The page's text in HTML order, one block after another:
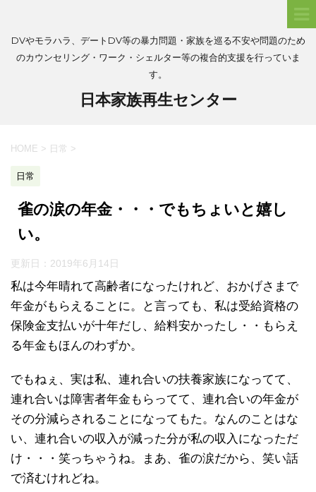
DVやモラハラ、デートDV等の暴力問題・家族を巡る不安や問題のため
のカウンセリング・ワーク・シェルター等の複合的支援を行っていま
す。
日本家族再生センター
HOME > 日常 >
日常
雀の涙の年金・・・でもちょいと嬉し
い。
更新日： 2019年6月14日
私は今年晴れて高齢者になったけれど、おかげさまで
年金がもらえることに。と言っても、私は受給資格の
保険金支払いが十年だし、給料安かったし・・もらえ
る年金もほんのわずか。
でもねぇ、実は私、連れ合いの扶養家族になってて、
連れ合いは障害者年金もらってて、連れ合いの年金が
その分減らされることになってもた。なんのことはな
い、連れ合いの収入が減った分が私の収入になっただ
け・・・笑っちゃうね。まあ、雀の涙だから、笑い話
で済むけれどね。